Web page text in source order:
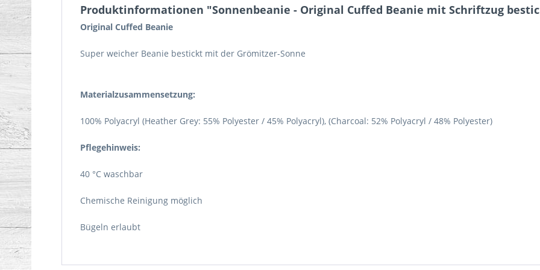
Produktinformationen "Sonnenbeanie - Original Cuffed Beanie mit Schriftzug
Original Cuffed Beanie
Super weicher Beanie bestickt mit der Grömitzer-Sonne
Materialzusammensetzung:
100% Polyacryl (Heather Grey: 55% Polyester / 45% Polyacryl), (Charcoal: 52% Polyacryl / 48% Polyester)
Pflegehinweis:
40 °C waschbar
Chemische Reinigung möglich
Bügeln erlaubt